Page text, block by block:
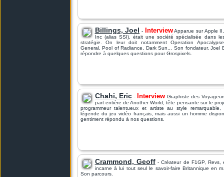
Billings, Joel - InterviewApparue sur Apple
Inc (alias SSI), était une société spécialisée dans
stratégie. On leur doit notamment Operation
General, Pool of Radiance, Dark Sun... Son fondateur, Joel
répondre à quelques questions pour Grospixels.
Chahi, Eric - Interview Graphiste des
part entière de Another World, tête pensante sur le
programmeur talentueux et artiste au style
légende du jeu vidéo français, mais aussi un homme
gentiment répondu à nos questions.
Crammond, Geoff- Créateur de F1GP, Revs,
incarne à lui tout seul le savoir-faire Britannique en
Son parcours.